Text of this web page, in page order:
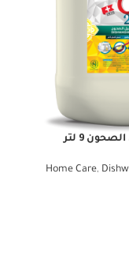
9 لتر
Home Care,